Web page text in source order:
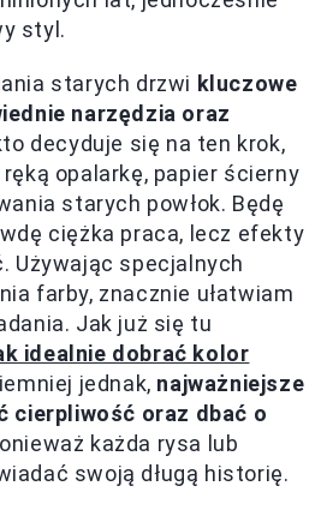
styl.
starych drzwi kluczowe
narzędzia oraz
decyduje się na ten krok,
opalarkę, papier ścierny
starych powłok. Będę
ciężka praca, lecz efekty
Używając specjalnych
farby, znacznie ułatwiam
Jak już się tu
idealnie dobrać kolor
jednak, najważniejsze
cierpliwość oraz dbać o
każda rysa lub
swoją długą historię.